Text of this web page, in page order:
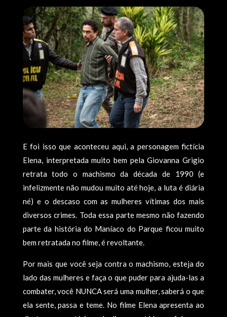
E foi isso que aconteceu aqui, a personagem fictícia
Elena, interpretada muito bem pela Giovanna Grigio
retrata todo o machismo da década de 1990 (e
infelizmente não mudou muito até hoje, a luta é diária
né) e o descaso com as mulheres vítimas dos mais
diversos crimes. Toda essa parte mesmo não fazendo
parte da história do Maníaco do Parque ficou muito
bem retratada no filme, é revoltante.
Por mais que você seja contra o machismo, esteja do
lado das mulheres e faça o que puder para ajuda-las a
combater, você NUNCA será uma mulher, saberá o que
ela sente, passa e teme. No filme Elena apresenta ao